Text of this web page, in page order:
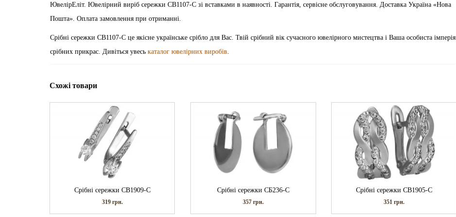
ЮвелірЕліт. Ювелірний виріб сережки СВ1107-С зі вставками в наявності. Гарантія, сервісне обслуговування. Доставка Україна «Нова
Пошта». Оплата замовлення при отриманні.
Срібні сережки СВ1107-С це якісне українське срібло для Вас. Твій срібний вік сучасного ювелірного мистецтва і Ваша особиста імперія
срібних прикрас. Дивіться увесь каталог ювелірних виробів.
Схожі товари
Срібні сережки СВ1909-С
319 грн.
Срібні сережки СБ236-С
357 грн.
Срібні сережки СВ1905-С
351грн.